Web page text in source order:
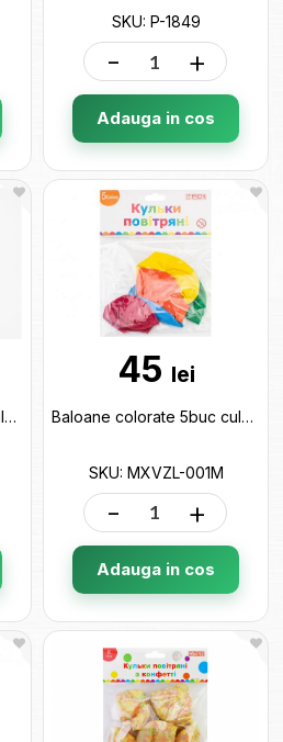
SKU: P-1849
- +
Adauga in cos
Baloane colorate 5buc culori perlate mix Maxi MXVZL-001P
45 lei
Baloane colorate 5buc culori mat Maxi MXVZL-001M
SKU: MXVZL-001M
- +
Adauga in cos